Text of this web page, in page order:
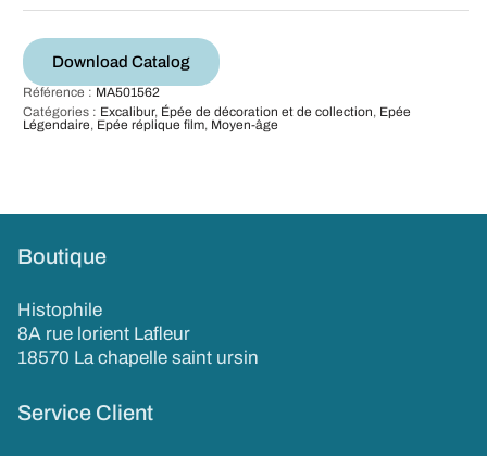
Download Catalog
Référence : MA501562
Catégories : Excalibur, Épée de décoration et de collection, Epée
Légendaire, Epée réplique film, Moyen-âge
Boutique
Histophile
8A rue lorient Lafleur
18570 La chapelle saint ursin
Service Client